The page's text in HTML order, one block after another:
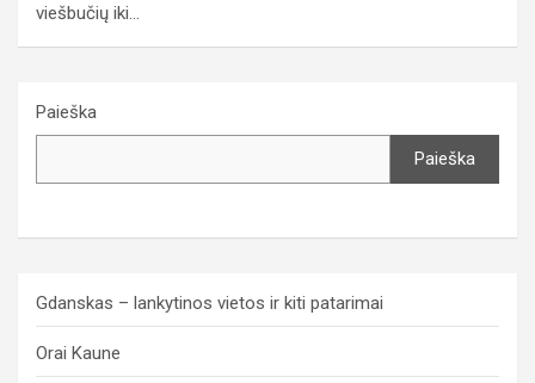
viešbučių iki…
Paieška
Paieška
Gdanskas – lankytinos vietos ir kiti patarimai
Orai Kaune